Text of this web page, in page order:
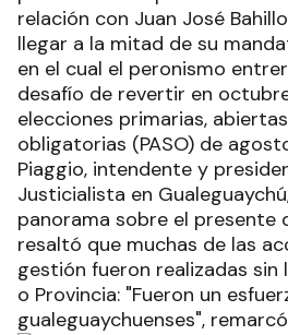
relación con Juan José
llegar a la mitad de su
en el cual el peronismo
desafío de revertir en
elecciones primarias,
obligatorias (PASO) de
Piaggio, intendente y
Justicialista en
panorama sobre el presente
resaltó que muchas de las
gestión fueron realizadas sin
o Provincia: "Fueron un
gualeguaychuenses",